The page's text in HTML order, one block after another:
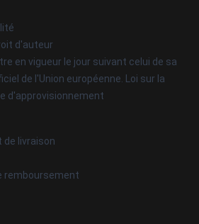
d'auteur
en vigueur le jour suivant celui de sa
de l'Union européenne. Loi sur la
d'approvisionnement
de livraison
remboursement